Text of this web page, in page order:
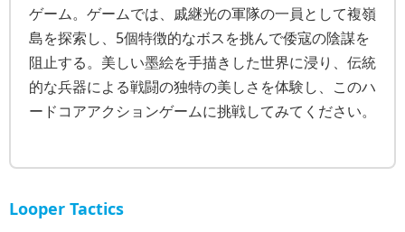
ゲーム。ゲームでは、戚継光の軍隊の一員として複嶺
島を探索し、5個特徴的なボスを挑んで倭寇の陰謀を
阻止する。美しい墨絵を手描きした世界に浸り、伝統
的な兵器による戦闘の独特の美しさを体験し、このハ
ードコアアクションゲームに挑戦してみてください。
Looper Tactics